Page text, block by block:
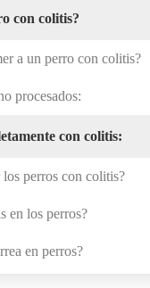
con colitis?
a un perro con colitis?
procesados:
con colitis:
perros con colitis?
en los perros?
en perros?